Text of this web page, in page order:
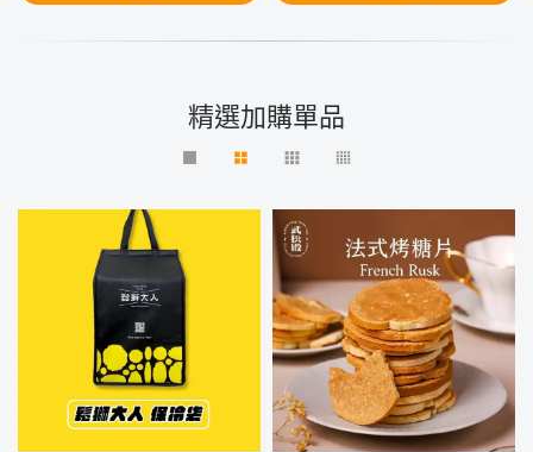
精選加購單品